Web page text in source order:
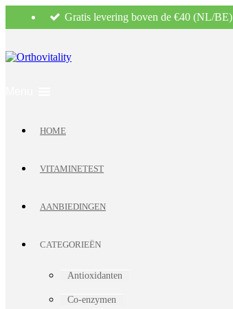
Gratis levering boven de €40 (NL/BE)
HOME
VITAMINETEST
AANBIEDINGEN
CATEGORIEËN
Antioxidanten
Co-enzymen